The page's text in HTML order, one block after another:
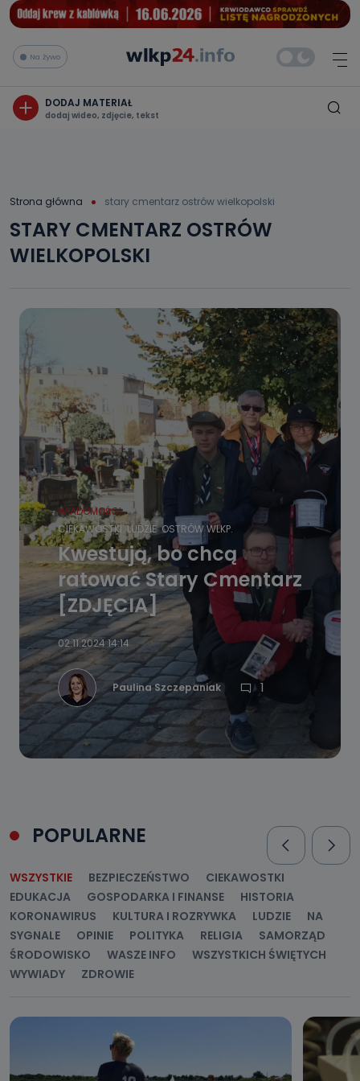
Na żywo
DODAJ MATERIAŁ
dodaj wideo, zdjęcie, tekst
Strona główna stary cmentarz ostrów wielkopolski
STARY CMENTARZ OSTRÓW
WIELKOPOLSKI
WIADOMOŚCI
CIEKAWOSTKI LUDZIE OSTRÓW WLKP.
Kwestują, bo chcą
ratować Stary Cmentarz
[ZDJĘCIA]
02.11.2024 14:14
Paulina Szczepaniak 1
POPULARNE
WSZYSTKIE BEZPIECZEŃSTWO
CIEKAWOSTKI
EDUKACJA
GOSPODARKA I FINANSE
HISTORIA
KORONAWIRUS
KULTURA I ROZRYWKA LUDZIE
NA
SYGNALE
OPINIE POLITYKA RELIGIA
SAMORZĄD
ŚRODOWISKO
WASZE INFO
WSZYSTKICH ŚWIĘTYCH
WYWIADY
ZDROWIE